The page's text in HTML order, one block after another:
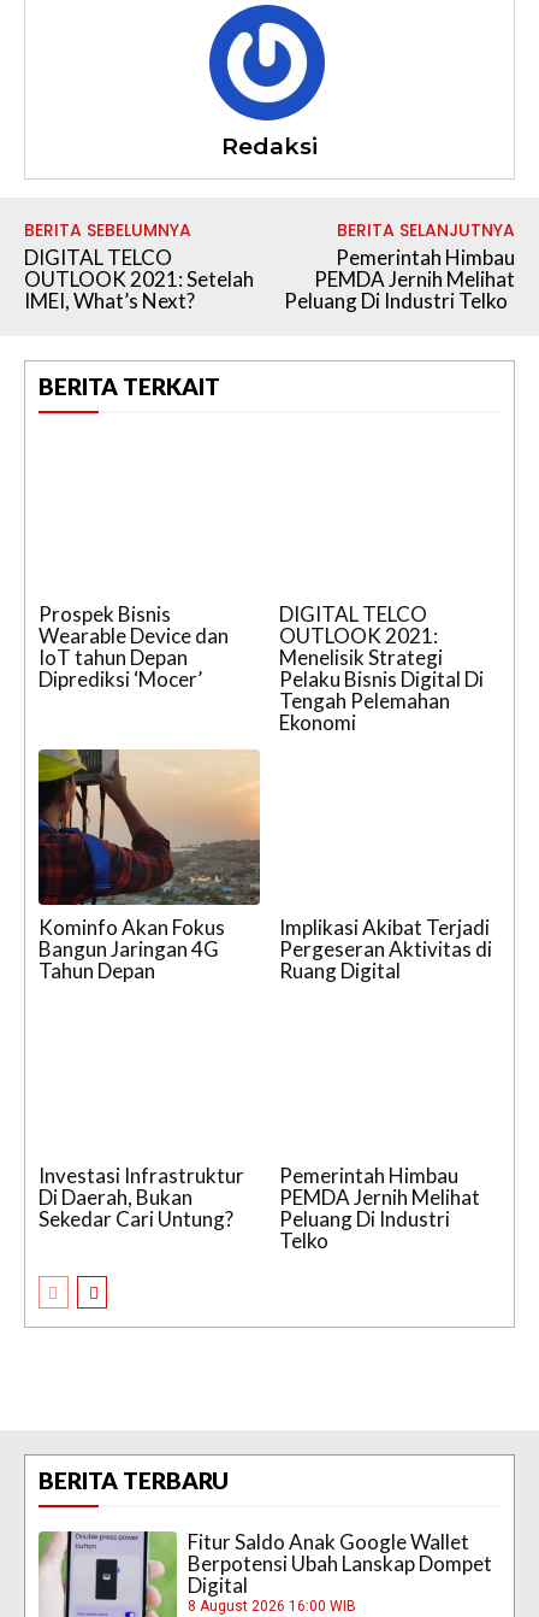
Redaksi
BERITA SEBELUMNYA
DIGITAL TELCO
OUTLOOK 2021: Setelah
IMEI, What’s Next?
BERITA SELANJUTNYA
Pemerintah Himbau
PEMDA Jernih Melihat
Peluang Di Industri Telko
BERITA TERKAIT
Prospek Bisnis
Wearable Device dan
IoT tahun Depan
Diprediksi ‘Mocer’
DIGITAL TELCO
OUTLOOK 2021:
Menelisik Strategi
Pelaku Bisnis Digital Di
Tengah Pelemahan
Ekonomi
Kominfo Akan Fokus
Bangun Jaringan 4G
Tahun Depan
Implikasi Akibat Terjadi
Pergeseran Aktivitas di
Ruang Digital
Investasi Infrastruktur
Di Daerah, Bukan
Sekedar Cari Untung?
Pemerintah Himbau
PEMDA Jernih Melihat
Peluang Di Industri
Telko
BERITA TERBARU
Fitur Saldo Anak Google Wallet
Berpotensi Ubah Lanskap Dompet
Digital
8 August 2026 16:00 WIB